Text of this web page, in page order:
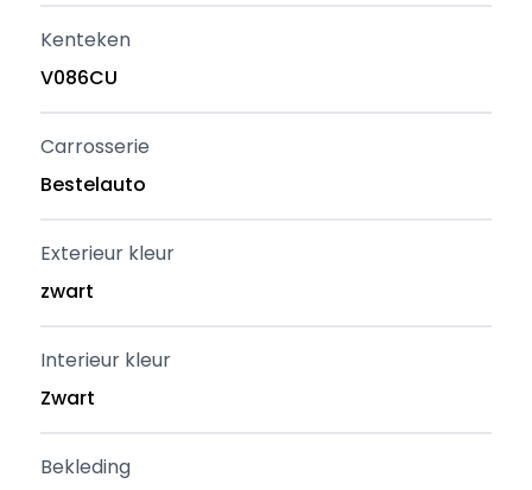
Kenteken
V086CU
Carrosserie
Bestelauto
Exterieur kleur
zwart
Interieur kleur
Zwart
Bekleding